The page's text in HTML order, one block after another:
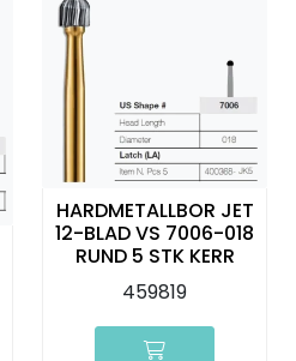
HARDMETALLBOR JET
12-BLAD VS 7006-018
RUND 5 STK KERR
459819